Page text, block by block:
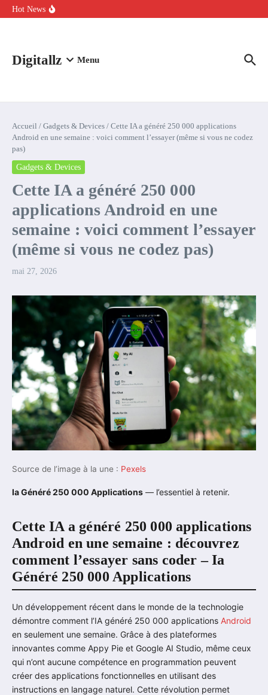
Aller au contenu
Hot News
Comment l’IA simplifie la data de caisse pour la transformer en
Digitallz Menu
Accueil / Gadgets & Devices / Cette IA a généré 250 000 applications
Android en une semaine : voici comment l’essayer (même si vous ne codez
pas)
Gadgets & Devices
Cette IA a généré 250 000
applications Android en une
semaine : voici comment l’essayer
(même si vous ne codez pas)
mai 27, 2026
Source de l’image à la une : Pexels
Ia Généré 250 000 Applications — l’essentiel à retenir.
Cette IA a généré 250 000 applications
Android en une semaine : découvrez
comment l’essayer sans coder – Ia
Généré 250 000 Applications
Un développement récent dans le monde de la technologie
démontre comment l’IA généré 250 000 applications Android
en seulement une semaine. Grâce à des plateformes
innovantes comme Appy Pie et Google AI Studio, même ceux
qui n’ont aucune compétence en programmation peuvent
créer des applications fonctionnelles en utilisant des
instructions en langage naturel. Cette révolution permet